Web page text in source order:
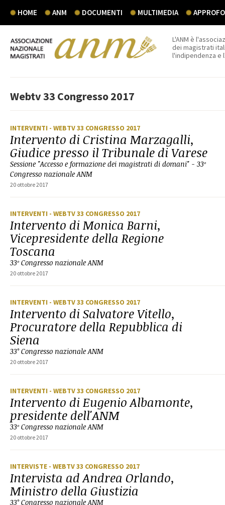
HOME ANM DOCUMENTI MULTIMEDIA
L'ANM è
dei magistrati
l'indipendenza e
Webtv 33 Congresso 2017
INTERVENTI - WEBTV 33 CONGRESSO 2017
Intervento di Cristina Marzagalli,
Giudice presso il Tribunale di Varese
Sessione "Accesso e formazione dei magistrati di domani" - 33º
Congresso nazionale ANM
20 ottobre 2017
INTERVENTI - WEBTV 33 CONGRESSO 2017
Intervento di Monica Barni,
Vicepresidente della Regione
Toscana
33º Congresso nazionale ANM
20 ottobre 2017
INTERVENTI - WEBTV 33 CONGRESSO 2017
Intervento di Salvatore Vitello,
Procuratore della Repubblica di
Siena
33° Congresso nazionale ANM
20 ottobre 2017
INTERVENTI - WEBTV 33 CONGRESSO 2017
Intervento di Eugenio Albamonte,
presidente dell'ANM
33º Congresso nazionale ANM
20 ottobre 2017
INTERVISTE - WEBTV 33 CONGRESSO 2017
Intervista ad Andrea Orlando,
Ministro della Giustizia
33° Congresso nazionale ANM